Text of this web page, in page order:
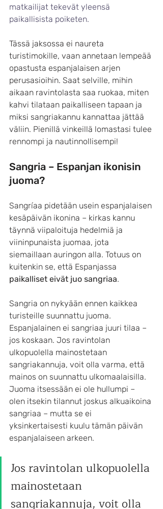
matkailijat tekevät yleensä
paikallisista poiketen.
Tässä jaksossa ei naureta
turistimokille, vaan annetaan lempeää
opastusta espanjalaisen arjen
perusasioihin. Saat selville, mihin
aikaan ravintolasta saa ruokaa, miten
kahvi tilataan paikalliseen tapaan ja
miksi sangriakannu kannattaa jättää
väliin. Pienillä vinkeillä lomastasi tulee
rennompi ja nautinnollisempi!
Sangria – Espanjan ikonisin
juoma?
Sangríaa pidetään usein espanjalaisen
kesäpäivän ikonina – kirkas kannu
täynnä viipaloituja hedelmiä ja
viininpunaista juomaa, jota
siemaillaan auringon alla. Totuus on
kuitenkin se, että Espanjassa
paikalliset eivät juo sangriaa.
Sangria on nykyään ennen kaikkea
turisteille suunnattu juoma.
Espanjalainen ei sangriaa juuri tilaa –
jos koskaan. Jos ravintolan
ulkopuolella mainostetaan
sangriakannuja, voit olla varma, että
mainos on suunnattu ulkomaalaisilla.
Juoma itsessään ei ole hullumpi –
olen itsekin tilannut joskus alkuaikoina
sangriaa – mutta se ei
yksinkertaisesti kuulu tämän päivän
espanjalaiseen arkeen.
Jos ravintolan ulkopuolella
mainostetaan
sangriakannuja, voit olla